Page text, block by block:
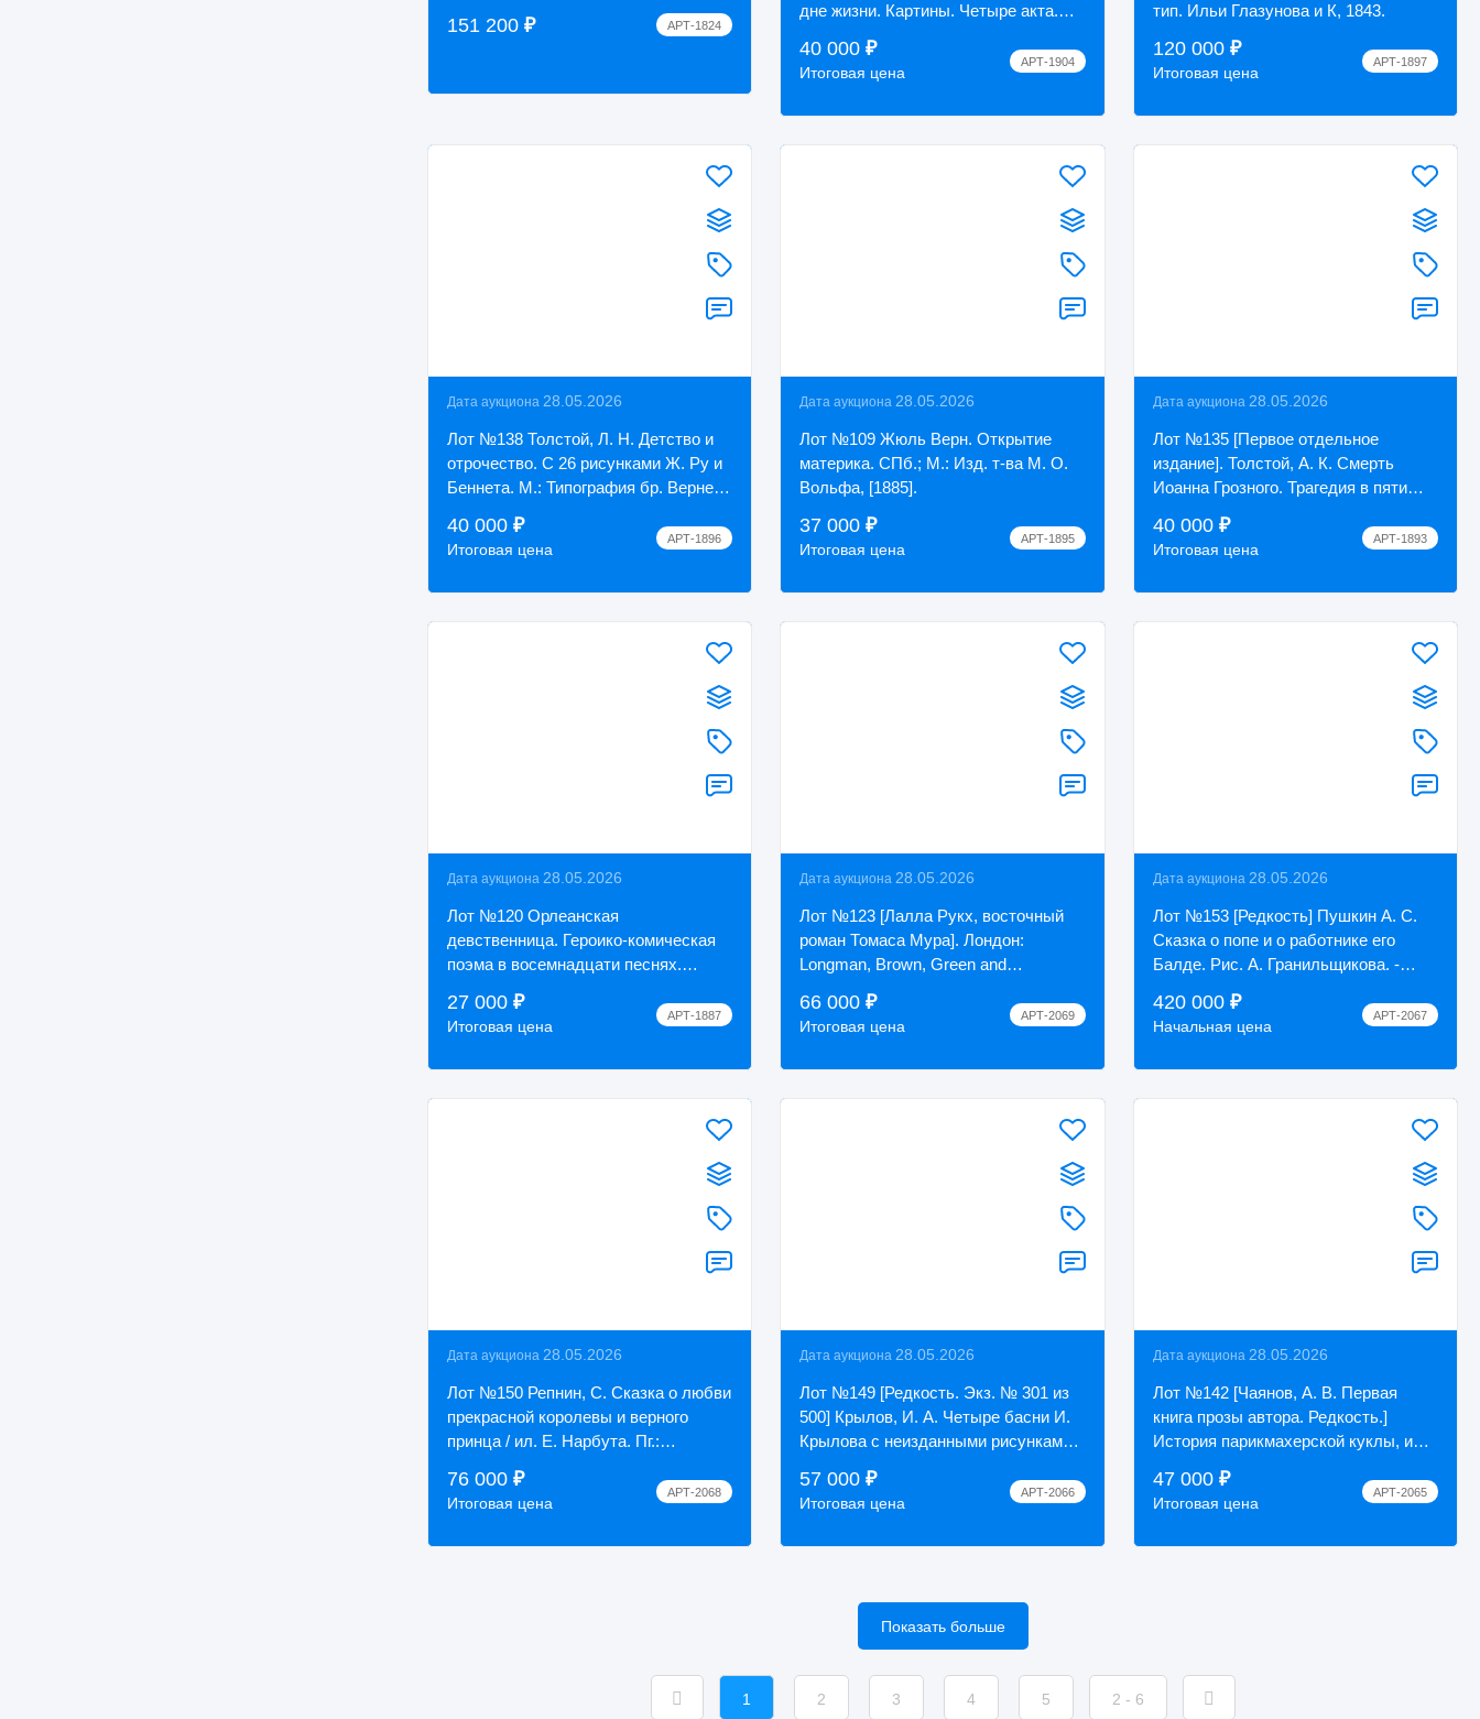
151 200 ₽ АРТ-1824
дне жизни. Картины. Четыре акта.
[1902].
40 000 ₽
Итоговая цена
АРТ-1904
тип. Ильи Глазунова и К, 1843.
120 000 ₽
Итоговая цена
АРТ-1897
Дата аукциона 28.05.2026
Лот №138 Толстой, Л. Н. Детство и
отрочество. С 26 рисунками Ж. Ру и
Беннета. М.: Типография бр. Вернер.
40 000 ₽
Итоговая цена
АРТ-1896
Дата аукциона28.05.2026
Лот №109 Жюль Верн. Открытие
материка. СПб.; М.: Изд. т-ва М. О.
Вольфа, [1885].
37 000 ₽
Итоговая цена
АРТ-1895
Дата аукциона 28.05.2026
Лот №135 [Первое отдельное
издание]. Толстой, А. К. Смерть
Иоанна Грозного. Трагедия в пяти
министерства...
40 000 ₽
Итоговая цена
АРТ-1893
Дата аукциона 28.05.2026
Лот №120 Орлеанская
девственница. Героико-комическая
поэма в восемнадцати песнях.
франц. языке. Geneve...
27 000 ₽
Итоговая цена
АРТ-1887
Дата аукциона28.05.2026
Лот №123 [Лалла Рукх, восточный
роман Томаса Мура]. Лондон:
Longman, Brown, Green and
66 000 ₽
Итоговая цена
АРТ-2069
Дата аукциона 28.05.2026
Лот №153 [Редкость] Пушкин А. С.
Сказка о попе и о работнике его
Балде. Рис. А. Гранильщикова. -
издательство,...
420 000 ₽
Начальная цена
АРТ-2067
Дата аукциона 28.05.2026
Лот №150 Репнин, С. Сказка о любви
прекрасной королевы и верного
принца / ил. Е. Нарбута. Пг.:
Голике ...
76 000 ₽
Итоговая цена
АРТ-2068
Дата аукциона28.05.2026
Лот №149 [Редкость. Экз. № 301 из
500] Крылов, И. А. Четыре басни И.
Крылова с неизданными рисунками
любител...
57 000 ₽
Итоговая цена
АРТ-2066
Дата аукциона 28.05.2026
Лот №142 [Чаянов, А. В. Первая
книга прозы автора. Редкость.]
История парикмахерской куклы, или
архитектора ...
47 000 ₽
Итоговая цена
АРТ-2065
Показать больше
1 2 3 4 5 2 - 6